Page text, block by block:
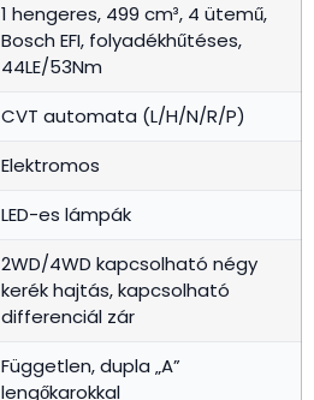
1 hengeres, 499 cm³, 4 ütemű,
Bosch EFI, folyadékhűtéses,
44LE/53Nm
CVT automata (L/H/N/R/P)
Elektromos
LED-es lámpák
2WD/4WD kapcsolható négy
kerék hajtás, kapcsolható
differenciál zár
Független, dupla „A”
lengőkarokkal